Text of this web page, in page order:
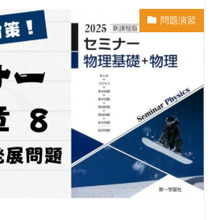
問題演習